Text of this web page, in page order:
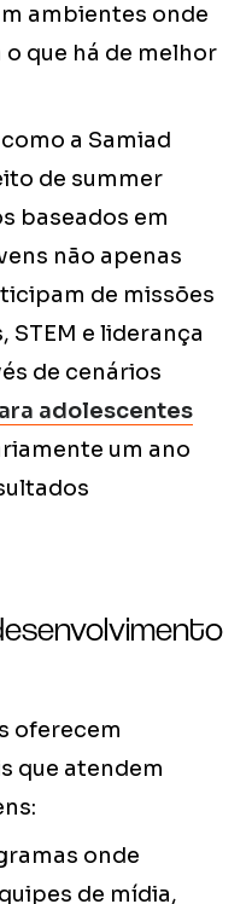
ambientes onde
que há de melhor
a Samiad
de summer
baseados em
não apenas
de missões
STEM e liderança
de cenários
adolescentes
um ano
oferecem
que atendem
onde
de mídia,